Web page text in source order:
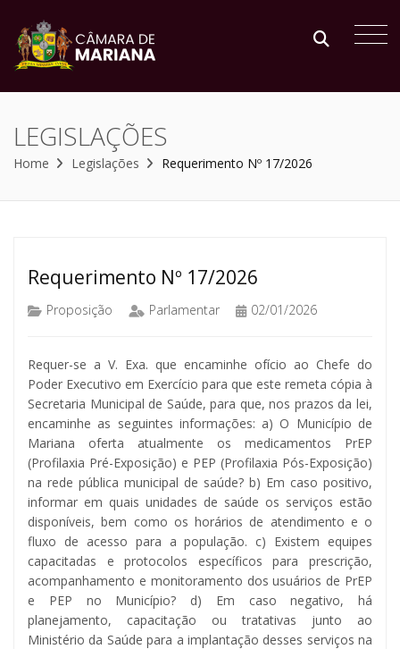
LEGISLAÇÕES
Home Legislações Requerimento Nº 17/2026
Requerimento Nº 17/2026
Proposição Parlamentar 02/01/2026
Requer-se a V. Exa. que encaminhe ofício ao Chefe do
Poder Executivo em Exercício para que este remeta cópia à
Secretaria Municipal de Saúde, para que, nos prazos da lei,
encaminhe as seguintes informações: a) O Município de
Mariana oferta atualmente os medicamentos PrEP
(Profilaxia Pré-Exposição) e PEP (Profilaxia Pós-Exposição)
na rede pública municipal de saúde? b) Em caso positivo,
informar em quais unidades de saúde os serviços estão
disponíveis, bem como os horários de atendimento e o
fluxo de acesso para a população. c) Existem equipes
capacitadas e protocolos específicos para prescrição,
acompanhamento e monitoramento dos usuários de PrEP
e PEP no Município? d) Em caso negativo, há
planejamento, capacitação ou tratativas junto ao
Ministério da Saúde para a implantação desses serviços na